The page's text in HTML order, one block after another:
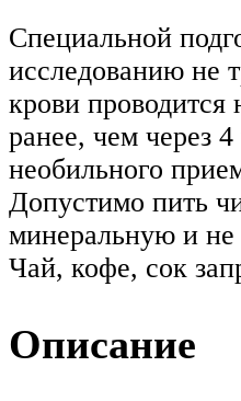
Специальной
исследованию не
крови проводится
ранее, чем через
необильного
Допустимо пить
минеральную и не
Чай, кофе, сок
Описание